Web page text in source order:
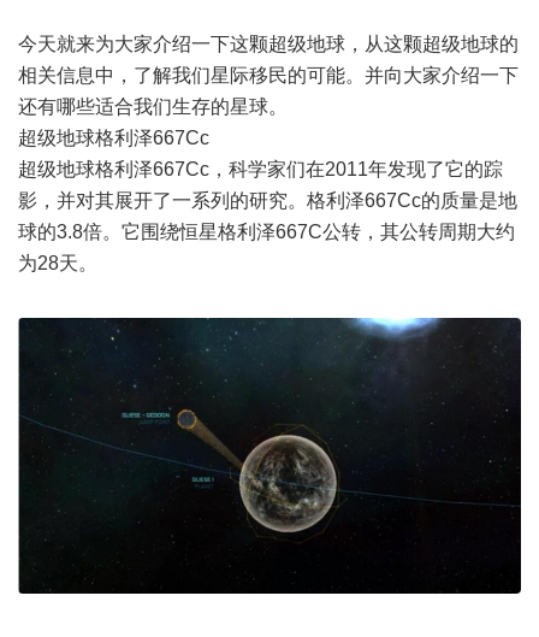
今天就来为大家介绍一下这颗超级地球，从这颗超级地球的
相关信息中，了解我们星际移民的可能。并向大家介绍一下
还有哪些适合我们生存的星球。
超级地球格利泽667Cc
超级地球格利泽667Cc，科学家们在2011年发现了它的踪
影，并对其展开了一系列的研究。格利泽667Cc的质量是地
球的3.8倍。它围绕恒星格利泽667C公转，其公转周期大约
为28天。